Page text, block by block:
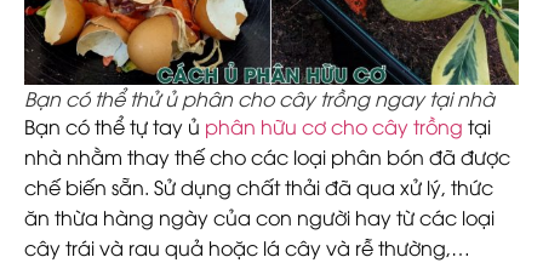
Bạn có thể thử ủ phân cho cây trồng ngay tại nhà
Bạn có thể tự tay ủ phân hữu cơ cho cây trồng tại
nhà nhằm thay thế cho các loại phân bón đã được
chế biến sẵn. Sử dụng chất thải đã qua xử lý, thức
ăn thừa hàng ngày của con người hay từ các loại
cây trái và rau quả hoặc lá cây và rễ thường,…